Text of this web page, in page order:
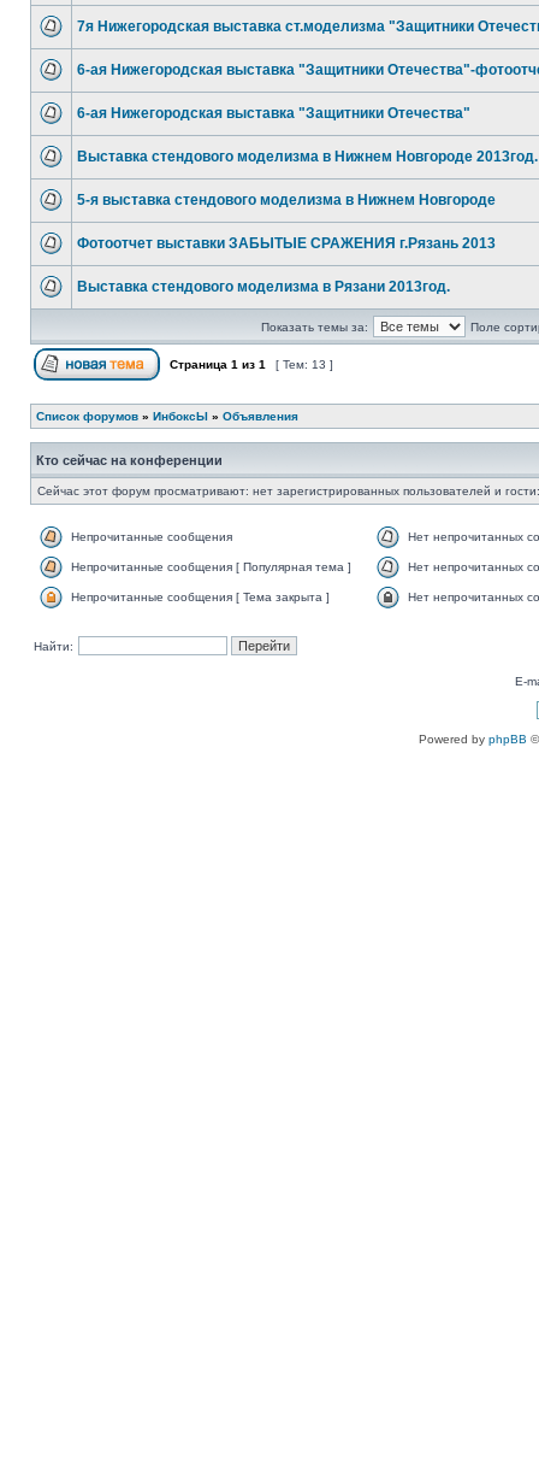
7я Нижегородская выставка ст.моделизма "Защитники
6-ая Нижегородская выставка "Защитники Отечества"-
6-ая Нижегородская выставка "Защитники Отечества"
Выставка стендового моделизма в Нижнем Новгороде 2013год.
5-я выставка стендового моделизма в Нижнем Новгороде
Фотоотчет выставки ЗАБЫТЫЕ СРАЖЕНИЯ г.Рязань 2013
Выставка стендового моделизма в Рязани 2013год.
Показать темы за: Поле
Страница 1 из 1 [ Тем: 13 ]
Список форумов » ИнбоксЫ » Объявления
Кто сейчас на конференции
Сейчас этот форум просматривают: нет зарегистрированных пользователей и
Непрочитанные сообщения Нет непрочитанных
Непрочитанные сообщения [ Популярная тема ] Нет непрочитанных
Непрочитанные сообщения [ Тема закрыта ] Нет непрочитанных
Найти:
E-
Powered by phpBB